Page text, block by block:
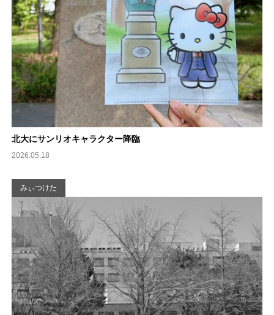
北大にサンリオキャラクター降臨
2026.05.18
みぃつけた